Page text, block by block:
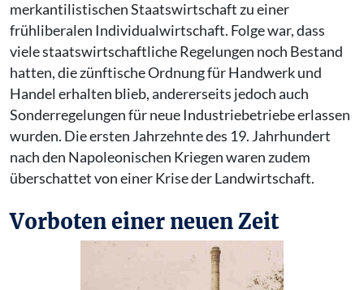
merkantilistischen Staatswirtschaft zu einer
frühliberalen Individualwirtschaft. Folge war, dass
viele staatswirtschaftliche Regelungen noch Bestand
hatten, die zünftische Ordnung für Handwerk und
Handel erhalten blieb, andererseits jedoch auch
Sonderregelungen für neue Industriebetriebe erlassen
wurden. Die ersten Jahrzehnte des 19. Jahrhundert
nach den Napoleonischen Kriegen waren zudem
überschattet von einer Krise der Landwirtschaft.
Vorboten einer neuen Zeit